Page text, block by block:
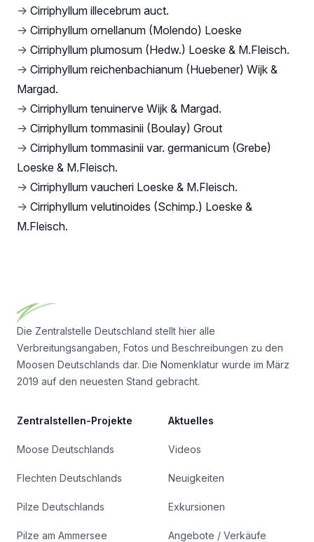
→ Cirriphyllum illecebrum auct.
→ Cirriphyllum ornellanum (Molendo) Loeske
→ Cirriphyllum plumosum (Hedw.) Loeske & M.Fleisch.
→ Cirriphyllum reichenbachianum (Huebener) Wijk &
Margad.
→ Cirriphyllum tenuinerve Wijk & Margad.
→ Cirriphyllum tommasinii (Boulay) Grout
→ Cirriphyllum tommasinii var. germanicum (Grebe)
Loeske & M.Fleisch.
→ Cirriphyllum vaucheri Loeske & M.Fleisch.
→ Cirriphyllum velutinoides (Schimp.) Loeske &
M.Fleisch.
Die Zentralstelle Deutschland stellt hier alle
Verbreitungsangaben, Fotos und Beschreibungen zu den
Moosen Deutschlands dar. Die Nomenklatur wurde im März
2019 auf den neuesten Stand gebracht.
Zentralstellen-Projekte
Moose Deutschlands
Flechten Deutschlands
Pilze Deutschlands
Pilze am Ammersee
Aktuelles
Videos
Neuigkeiten
Exkursionen
Angebote / Verkäufe